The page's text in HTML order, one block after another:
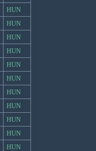
HUN
HUN
HUN
HUN
HUN
HUN
HUN
HUN
HUN
HUN
HUN